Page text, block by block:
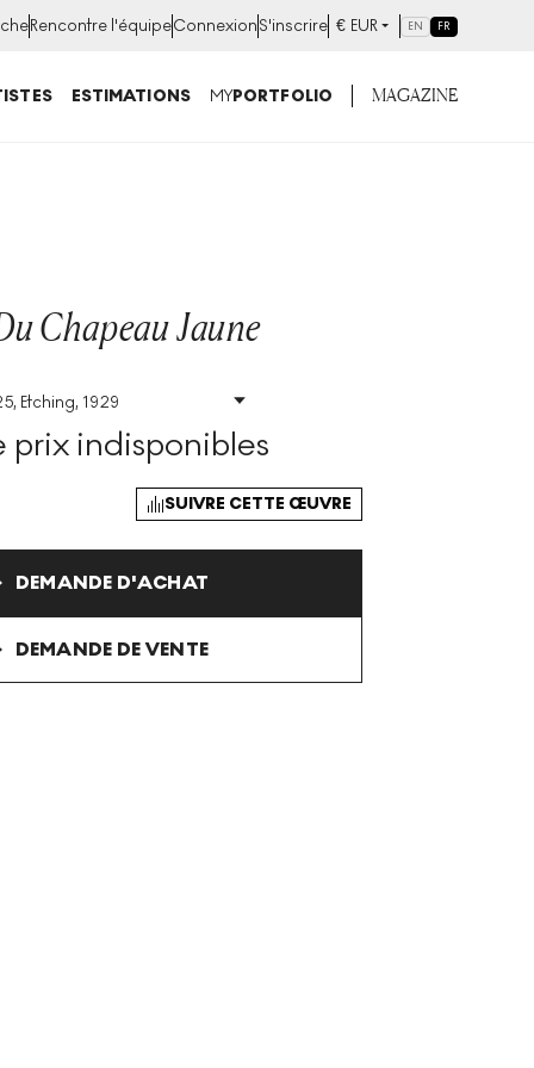
Rencontre l'équipeConnexionS'inscrire € EUR EN FR
ESTIMATIONS MYPORTFOLIO MAGAZINE
Chapeau Jaune
Etching, 1929
Taille : H 25cm X W
12cm
Signé : Oui
prix indisponibles
SUIVRE CETTE ŒUVRE
DEMANDE D'ACHAT
DEMANDE DE VENTE